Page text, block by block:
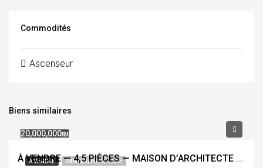
Commodités
Ascenseur
Biens similaires
À VENDRE IMMOBILIER DE LUXE
20,000,000₪
À VENDRE — 4,5 PIÈCES — MAISON D’ARCHITECTE — NEVE TSEDEK — TEL AVIV #REF LS 22672